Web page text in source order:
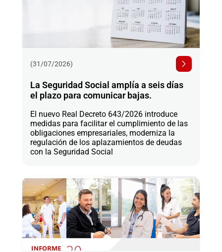
(31/07/2026)
La Seguridad Social amplía a seis días
el plazo para comunicar bajas.
El nuevo Real Decreto 643/2026 introduce
medidas para facilitar el cumplimiento de las
obligaciones empresariales, moderniza la
regulación de los aplazamientos de deudas
con la Seguridad Social